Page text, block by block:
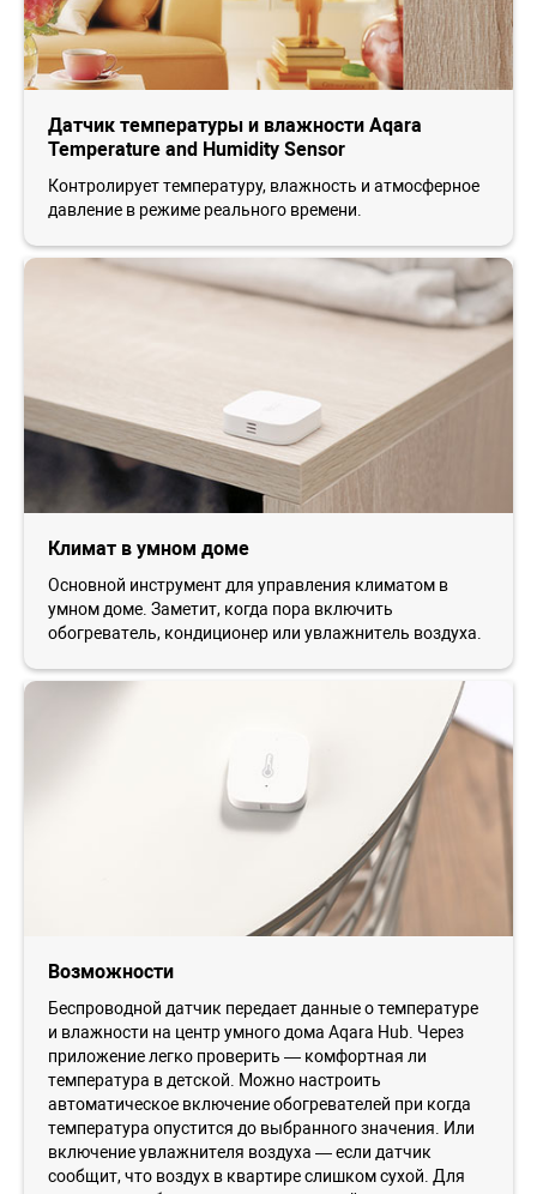
Датчик температуры и влажности Aqara
Temperature and Humidity Sensor
Контролирует температуру, влажность и атмосферное
давление в режиме реального времени.
Климат в умном доме
Основной инструмент для управления климатом в
умном доме. Заметит, когда пора включить
обогреватель, кондиционер или увлажнитель воздуха.
Возможности
Беспроводной датчик передает данные о температуре
и влажности на центр умного дома Aqara Hub. Через
приложение легко проверить — комфортная ли
температура в детской. Можно настроить
автоматическое включение обогревателей при когда
температура опустится до выбранного значения. Или
включение увлажнителя воздуха — если датчик
сообщит, что воздух в квартире слишком сухой. Для